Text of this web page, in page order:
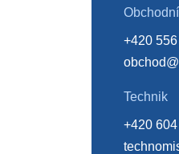
+420
Technik
+420